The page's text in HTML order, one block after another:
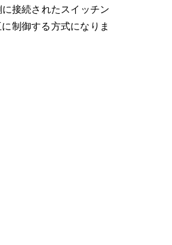
接続されたスイッチン
制御する方式になりま